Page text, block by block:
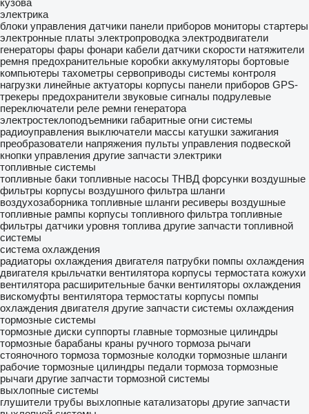
кузова
электрика
блоки управления датчики панели приборов мониторы стартеры
электронные платы электропроводка электродвигатели
генераторы фары фонари кабели датчики скорости натяжители
ремня предохранительные коробки аккумуляторы бортовые
компьютеры тахометры сервоприводы системы контроля
нагрузки линейные актуаторы корпусы панели приборов GPS-
трекеры предохранители звуковые сигналы подрулевые
переключатели реле ремни генератора
электростеклоподъемники габаритные огни системы
радиоуправления выключатели массы катушки зажигания
преобразователи напряжения пульты управления подвеской
кнопки управления другие запчасти электрики
топливные системы
топливные баки топливные насосы ТНВД форсунки воздушные
фильтры корпусы воздушного фильтра шланги
воздухозаборника топливные шланги ресиверы воздушные
топливные рампы корпусы топливного фильтра топливные
фильтры датчики уровня топлива другие запчасти топливной
системы
система охлаждения
радиаторы охлаждения двигателя патрубки помпы охлаждения
двигателя крыльчатки вентилятора корпусы термостата кожухи
вентилятора расширительные бачки вентиляторы охлаждения
вискомуфты вентилятора термостаты корпусы помпы
охлаждения двигателя другие запчасти системы охлаждения
тормозные системы
тормозные диски суппорты главные тормозные цилиндры
тормозные барабаны краны ручного тормоза рычаги
стояночного тормоза тормозные колодки тормозные шланги
рабочие тормозные цилиндры педали тормоза тормозные
рычаги другие запчасти тормозной системы
выхлопные системы
глушители трубы выхлопные катализаторы другие запчасти